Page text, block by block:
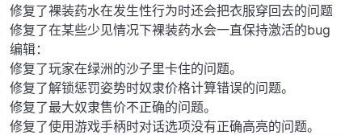
修复了裸装药水在发生性行为时还会把衣服穿回去的问题
修复了在某些少见情况下裸装药水会一直保持激活的bug
编辑：
修复了玩家在绿洲的沙子里卡住的问题。
修复了解锁惩罚姿势时奴隶价格计算错误的问题。
修复了最大奴隶售价不正确的问题。
修复了使用游戏手柄时对话选项没有正确高亮的问题。